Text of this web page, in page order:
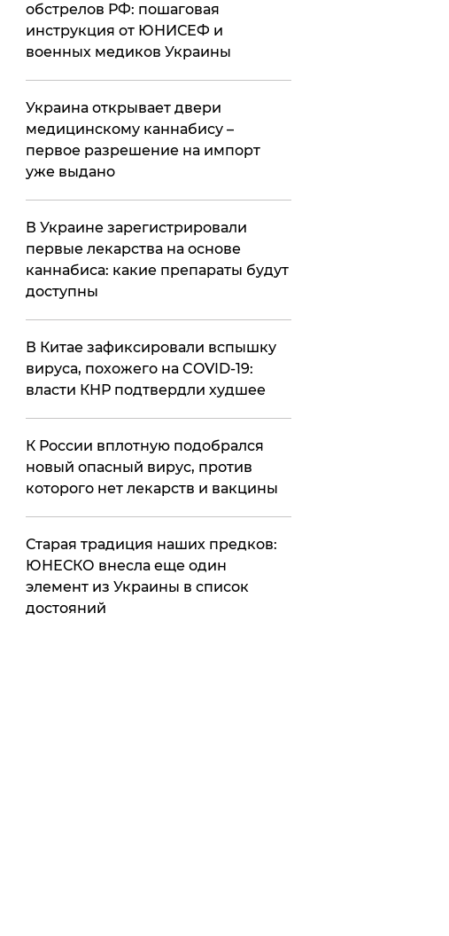
обстрелов РФ: пошаговая
инструкция от ЮНИСЕФ и
военных медиков Украины
Украина открывает двери
медицинскому каннабису –
первое разрешение на импорт
уже выдано
В Украине зарегистрировали
первые лекарства на основе
каннабиса: какие препараты будут
доступны
В Китае зафиксировали вспышку
вируса, похожего на COVID-19:
власти КНР подтвердли худшее
К России вплотную подобрался
новый опасный вирус, против
которого нет лекарств и вакцины
​Старая традиция наших предков:
ЮНЕСКО внесла еще один
элемент из Украины в список
достояний